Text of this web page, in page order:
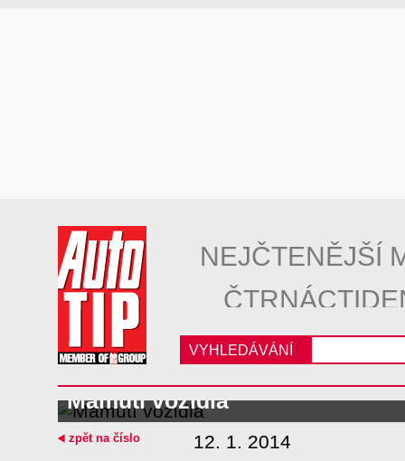
NEJČTENĚJŠÍ
VYHLEDÁVÁNÍ
Mamutí vozidla
12. 1. 2014
zpět na číslo